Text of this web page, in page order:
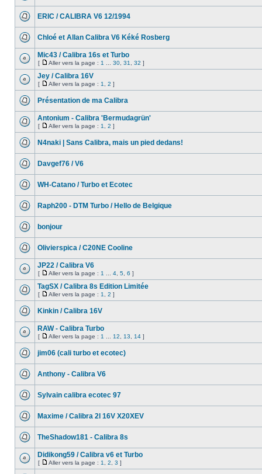
ERIC / CALIBRA V6 12/1994
Chloé et Allan Calibra V6 Kéké Rosberg
Mic43 / Calibra 16s et Turbo
[ Aller vers la page : 1 30 31 32 ]
Jey / Calibra 16V
[ Aller vers la page : 1 2 ]
Présentation de ma Calibra
Antonium - Calibra 'Bermudagrün'
[ Aller vers la page : 1 2 ]
N4naki | Sans Calibra, mais un pied dedans!
Davgef76 / V6
WH-Catano / Turbo et Ecotec
Raph200 - DTM Turbo / Hello de Belgique
bonjour
Olivierspica / C20NE Cooline
JP22 / Calibra V6
[ Aller vers la page : 1 4 5 6 ]
TagSX / Calibra 8s Edition Limitée
[ Aller vers la page : 1 2 ]
Kinkin / Calibra 16V
RAW - Calibra Turbo
[ Aller vers la page : 1 12 13 14 ]
jim06 (cali turbo et ecotec)
Anthony - Calibra V6
Sylvain calibra ecotec 97
Maxime / Calibra 2l 16V X20XEV
TheShadow181 - Calibra 8s
Didikong59 / Calibra v6 et Turbo
[ Aller vers la page : 1 2 3 ]